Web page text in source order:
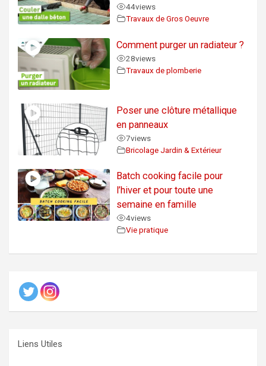
44views
Travaux de Gros Oeuvre
Comment purger un radiateur ?
28views
Travaux de plomberie
Poser une clôture métallique
en panneaux
7views
Bricolage Jardin & Extérieur
Batch cooking facile pour
l’hiver et pour toute une
semaine en famille
4views
Vie pratique
Liens Utiles